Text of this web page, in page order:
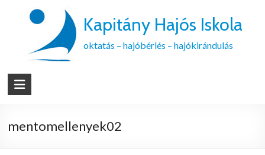
Kapitány Hajós Iskola
oktatás – hajóbérlés – hajókirándulás
mentomellenyek02